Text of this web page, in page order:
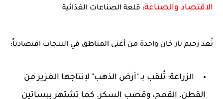
الاقتصاد والصناعة: قلعة الصناعات الغذائية
تُعد رحيم يار خان واحدة من أغنى المناطق في البنجاب اقتصادياً:
الزراعة: تُلقب بـ "أرض الذهب" لإنتاجها الغزير من
القطن، القمح، وقصب السكر. كما تشتهر ببساتين